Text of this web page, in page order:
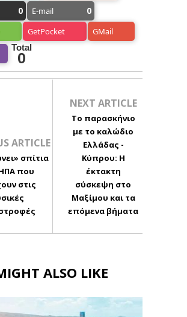
0 E-mail 0
GetPocket GMail
Total
0
ARTICLE
σπίτια
που
στις
NEXT ARTICLE
Το παρασκήνιο
με το καλώδιο
Ελλάδας -
Κύπρου: H
έκτακτη
σύσκεψη στο
Μαξίμου και τα
επόμενα βήματα
ALSO LIKE